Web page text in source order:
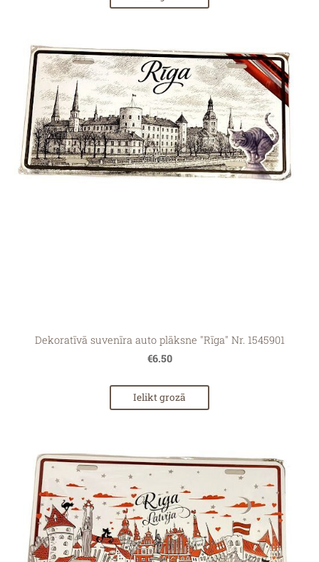
Dekoratīvā suvenīra auto plāksne "Rīga" Nr. 1545901
€6.50
Ielikt grozā